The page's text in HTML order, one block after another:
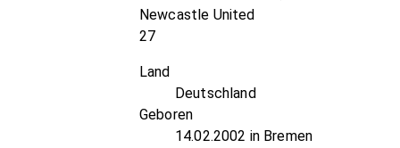
Newcastle United
27
Land
Deutschland
Geboren
14.02.2002 in Bremen